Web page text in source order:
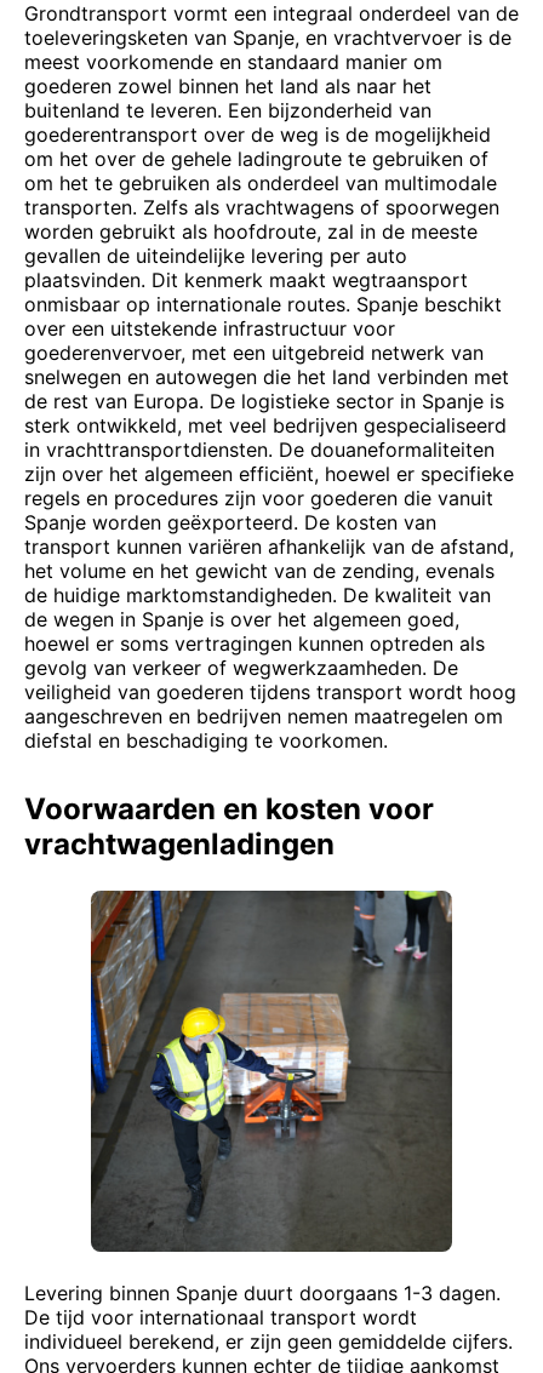
Grondtransport vormt een integraal onderdeel van de
toeleveringsketen van Spanje, en vrachtvervoer is de
meest voorkomende en standaard manier om
goederen zowel binnen het land als naar het
buitenland te leveren. Een bijzonderheid van
goederentransport over de weg is de mogelijkheid
om het over de gehele ladingroute te gebruiken of
om het te gebruiken als onderdeel van multimodale
transporten. Zelfs als vrachtwagens of spoorwegen
worden gebruikt als hoofdroute, zal in de meeste
gevallen de uiteindelijke levering per auto
plaatsvinden. Dit kenmerk maakt wegtraansport
onmisbaar op internationale routes. Spanje beschikt
over een uitstekende infrastructuur voor
goederenvervoer, met een uitgebreid netwerk van
snelwegen en autowegen die het land verbinden met
de rest van Europa. De logistieke sector in Spanje is
sterk ontwikkeld, met veel bedrijven gespecialiseerd
in vrachttransportdiensten. De douaneformaliteiten
zijn over het algemeen efficiënt, hoewel er specifieke
regels en procedures zijn voor goederen die vanuit
Spanje worden geëxporteerd. De kosten van
transport kunnen variëren afhankelijk van de afstand,
het volume en het gewicht van de zending, evenals
de huidige marktomstandigheden. De kwaliteit van
de wegen in Spanje is over het algemeen goed,
hoewel er soms vertragingen kunnen optreden als
gevolg van verkeer of wegwerkzaamheden. De
veiligheid van goederen tijdens transport wordt hoog
aangeschreven en bedrijven nemen maatregelen om
diefstal en beschadiging te voorkomen.
Voorwaarden en kosten voor
vrachtwagenladingen
Levering binnen Spanje duurt doorgaans 1-3 dagen.
De tijd voor internationaal transport wordt
individueel berekend, er zijn geen gemiddelde cijfers.
Ons vervoerders kunnen echter de tijdige aankomst